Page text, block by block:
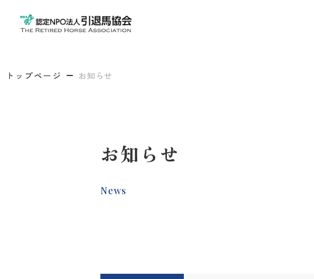
トップページ お知らせ
お知らせ
News